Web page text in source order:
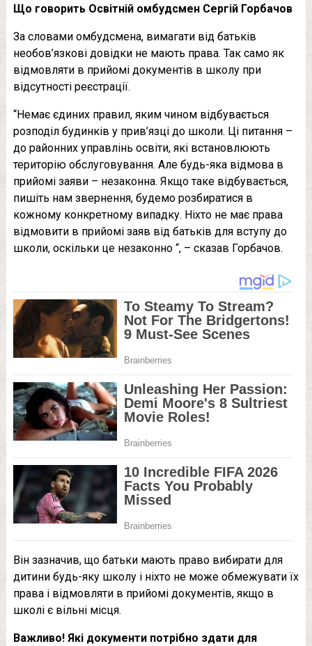
Що говорить Освітній омбудсмен Сергій Горбачов
За словами омбудсмена, вимагати від батьків
необов’язкові довідки не мають права. Так само як
відмовляти в прийомі документів в школу при
відсутності реєстрації.
“Немає єдиних правил, яким чином відбувається
розподіл будинків у прив’язці до школи. Ці питання –
до районних управлінь освіти, які встановлюють
територію обслуговування. Але будь-яка відмова в
прийомі заяви – незаконна. Якщо таке відбувається,
пишіть нам звернення, будемо розбиратися в
кожному конкретному випадку. Ніхто не має права
відмовити в прийомі заяв від батьків для вступу до
школи, оскільки це незаконно “, – сказав Горбачов.
Він зазначив, що батьки мають право вибирати для
дитини будь-яку школу і ніхто не може обмежувати їх
права і відмовляти в прийомі документів, якщо в
школі є вільні місця.
Важливо! Які документи потрібно здати для